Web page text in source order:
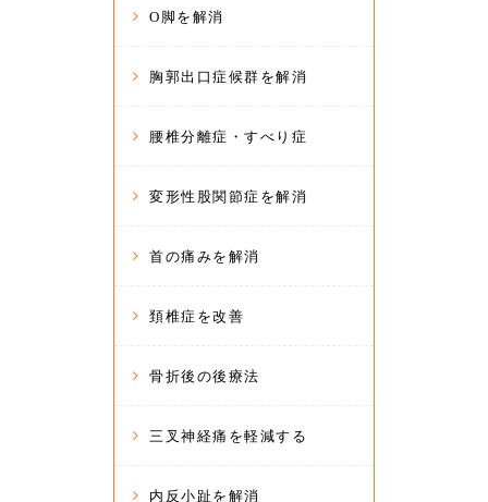
O脚を解消
胸郭出口症候群を解消
腰椎分離症・すべり症
変形性股関節症を解消
首の痛みを解消
頚椎症を改善
骨折後の後療法
三叉神経痛を軽減する
内反小趾を解消